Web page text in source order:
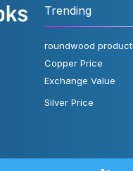
Trending
roundwood
Copper Price
Exchange Value
Silver Price